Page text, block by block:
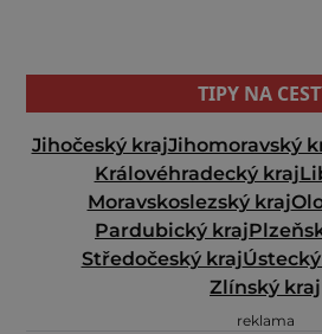
TIPY NA
Jihočeský krajJihomoravský
Královéhradecký kraj
Moravskoslezský kraj
Pardubický kraj
Středočeský kraj
Zlínský kraj
reklama